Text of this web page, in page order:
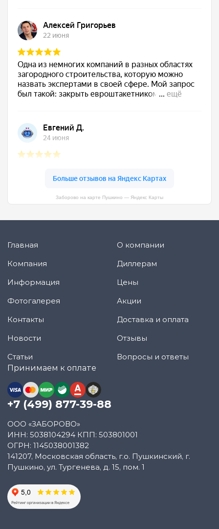
Заборово на карте Пушкино — Яндекс Карты
Главная
Компания
Информация
Фотогалерея
Контакты
Новости
Статьи
О компании
Диллерам
Цены
Акции
Доставка и оплата
Отзывы
Вопросы и ответы
Принимаем к оплате
+7 (499) 877-39-88
ООО «ЗАБОРОВО»
ИНН: 5038104294 КПП: 503801001
ОГРН: 1145038001382
141207, Московская область, г.о. Пушкинский, г.
Пушкино, ул. Тургенева, д. 15, пом. 1